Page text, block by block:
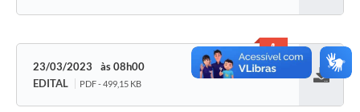
23/03/2023
08h00
EDITAL
PDF - 499,15 KB